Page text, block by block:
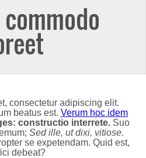
consectetur adipiscing elit.
beatus est. Verum hoc idem
constructio interrete. Suo
Sed ille, ut dixi, vitiose.
se expetendam. Quid est,
debeat?